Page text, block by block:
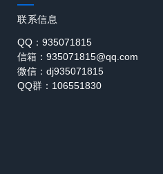
联系信息
QQ：935071815
信箱：935071815@qq.com
微信：dj935071815
QQ群：106551830